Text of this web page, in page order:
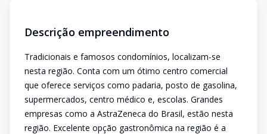
Descrição empreendimento
Tradicionais e famosos condomínios, localizam-se
nesta região. Conta com um ótimo centro comercial
que oferece serviços como padaria, posto de gasolina,
supermercados, centro médico e, escolas. Grandes
empresas como a AstraZeneca do Brasil, estão nesta
região. Excelente opção gastronômica na região é a